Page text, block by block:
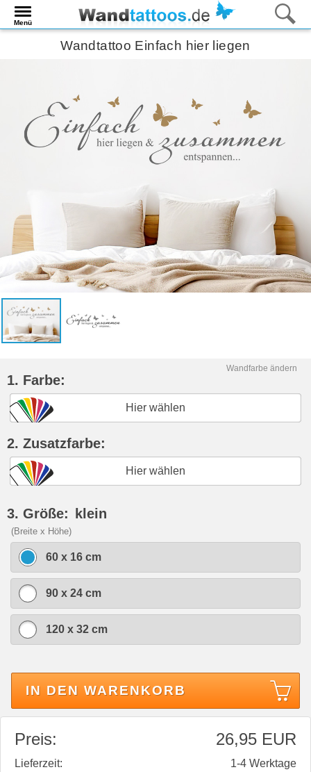
Menü
Wandtattoo Einfach hier liegen
Wandfarbe ändern
1. Farbe:
Hier wählen
2. Zusatzfarbe:
Hier wählen
3. Größe: klein
(Breite x Höhe)
60 x 16 cm
90 x 24 cm
120 x 32 cm
IN DEN WARENKORB
Preis: 26,95 EUR
Lieferzeit:
1-4 Werktage